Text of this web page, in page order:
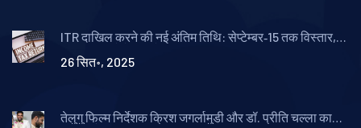
ITR दाखिल करने की नई अंतिम तिथि: सेप्टेम्बर‑15 तक विस्तार,
26 सित॰, 2025
तेलुगु फिल्म निर्देशक क्रिश जगर्लामुडी और डॉ. प्रीति चल्ला का